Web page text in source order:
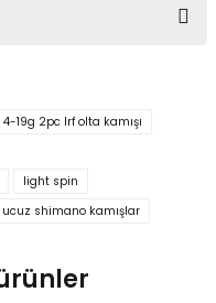
öneri formunu kullanarak
4-19g 2pc lrf olta kamışı
light spin
ucuz shimano kamışlar